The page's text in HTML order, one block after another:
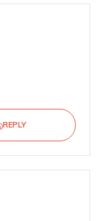
REPLY